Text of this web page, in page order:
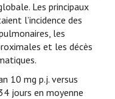
Les principaux
l’incidence des
les
et les décès
10 mg p.j. versus
jours en moyenne